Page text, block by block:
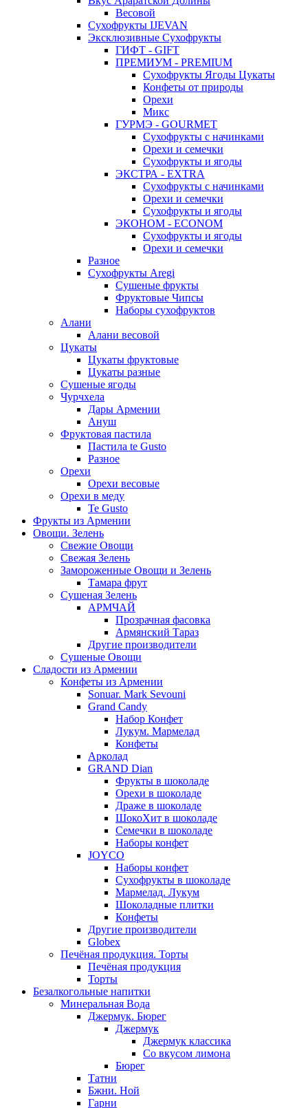
Весовой
Сухофрукты IJEVAN
Эксклюзивные Сухофрукты
ГИФТ - GIFT
ПРЕМИУМ - PREMIUM
Сухофрукты Ягоды Цукаты
Конфеты от природы
Орехи
Микс
ГУРМЭ - GOURMET
Сухофрукты с начинками
Орехи и семечки
Сухофрукты и ягоды
ЭКСТРА - EXTRA
Сухофрукты с начинками
Орехи и семечки
Сухофрукты и ягоды
ЭКОНОМ - ECONOM
Сухофрукты и ягоды
Орехи и семечки
Разное
Сухофрукты Aregi
Сушеные фрукты
Фруктовые Чипсы
Наборы сухофруктов
Алани
Алани весовой
Цукаты
Цукаты фруктовые
Цукаты разные
Сушеные ягоды
Чурчхела
Дары Армении
Ануш
Фруктовая пастила
Пастила te Gusto
Разное
Орехи
Орехи весовые
Орехи в меду
Te Gusto
Фрукты из Армении
Овощи. Зелень
Свежие Овощи
Свежая Зелень
Замороженные Овощи и Зелень
Тамара фрут
Сушеная Зелень
АРМЧАЙ
Прозрачная фасовка
Армянский Тараз
Другие производители
Сушеные Овощи
Сладости из Армении
Конфеты из Армении
Sonuar. Mark Sevouni
Grand Candy
Набор Конфет
Лукум. Мармелад
Конфеты
Арколад
GRAND Dian
Фрукты в шоколаде
Орехи в шоколаде
Драже в шоколаде
ШокоХит в шоколаде
Семечки в шоколаде
Наборы конфет
JOYCO
Наборы конфет
Сухофрукты в шоколаде
Мармелад. Лукум
Шоколадные плитки
Конфеты
Другие производители
Globex
Печёная продукция. Торты
Печёная продукция
Торты
Безалкогольные напитки
Минеральная Вода
Джермук. Бюрег
Джермук
Джермук классика
Со вкусом лимона
Бюрег
Татни
Бжни. Ной
Гарни